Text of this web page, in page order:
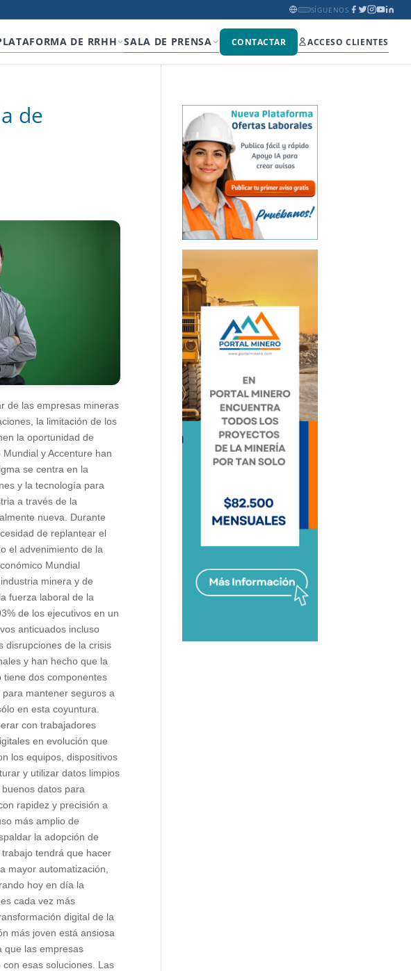
SÍGUENOS
DE RRHH SALA DE PRENSA CONTACTAR ACCESO CLIENTES
de
de las empresas mineras
la limitación de los
la oportunidad de
y Accenture han
se centra en la
y la tecnología para
a través de la
nueva. Durante
de replantear el
el advenimiento de la
Mundial
minera y de
fuerza laboral de la
de los ejecutivos en un
anticuados incluso
disrupciones de la crisis
y han hecho que la
tiene dos componentes
mantener seguros a
en esta coyuntura.
con trabajadores
en evolución que
los equipos, dispositivos
y utilizar datos limpios
datos para
rapidez y precisión a
más amplio de
la adopción de
tendrá que hacer
mayor automatización,
hoy en día la
cada vez más
digital de la
más joven está ansiosa
que las empresas
esas soluciones. Las